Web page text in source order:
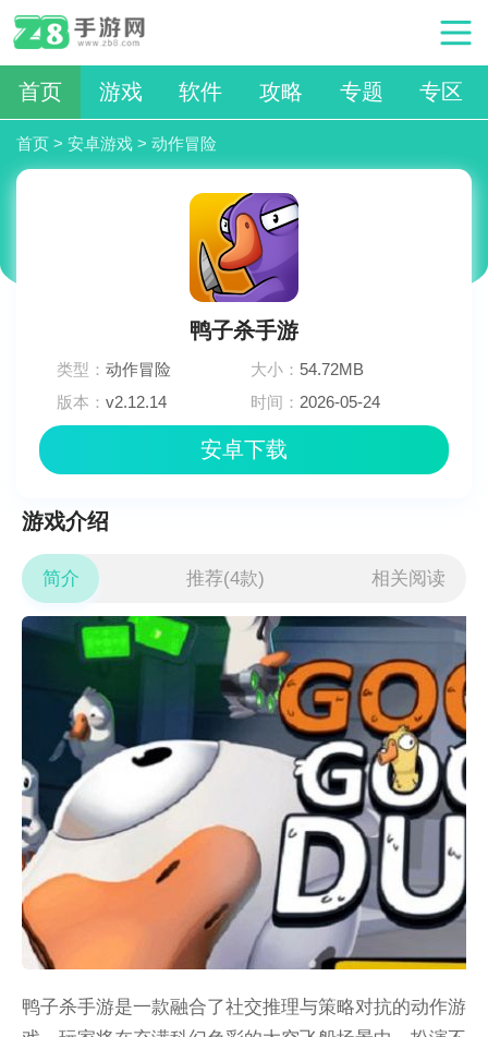
首页 游戏 软件 攻略 专题 专区
首页 > 安卓游戏 > 动作冒险
鸭子杀手游
类型：动作冒险 大小： 54.72MB
版本：v2.12.14 时间： 2026-05-24
安卓下载
游戏介绍
简介 推荐(4款) 相关阅读
鸭子杀手游是一款融合了社交推理与策略对抗的动作游